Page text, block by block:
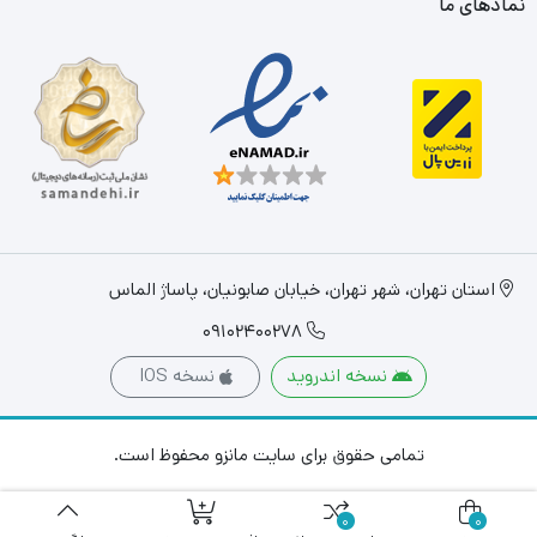
دلیل است که بسیاری از کشورهای معتبر دنیا، خریدار محصولات چینی
زرین ایران می باشند و در نمایشگاه های معتبر جهان در کنار برندهای
معتبر دنیا با افتخار می درخشد.
پیشنهاد تیم فروشگاهی مانزو به شما خریداران محترم، استفاده از این
محصول با کیفیت و با اصالت ایرانی است. محصولی که به بسیاری از
نقاط قوت محصول:
قابل استفاده در مایکروفر
تضمین شده در ماشین ظرفشویی
استان تهران، شهر تهران، خیابان صابونیان، پاساژ الماس
09102400278
نسخه اندروید
نسخه IOS
تمامی حقوق برای سایت مانزو محفوظ است.
0
0